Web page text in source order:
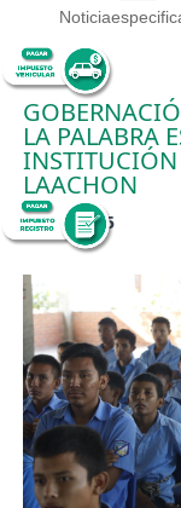
LA PALABRA
INSTITUCIÓN
LAACHON
19/11/2025